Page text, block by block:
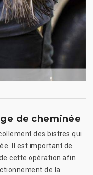
de cheminée
des bistres qui
Il est important de
cette opération afin
de la